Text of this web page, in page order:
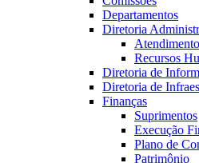
Departamentos
Diretoria
Recursos
Diretoria de
Diretoria de
Finanças
Suprimentos
Execução
Plano de
Patrimônio